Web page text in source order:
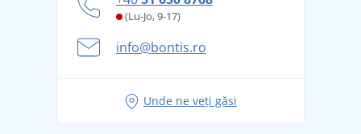
și în siguranță
Aventura de vară începe cu bagajul - pregătiți-vă
pentru vacanță fără griji
Tricoul preferat City în rol principal: ținute pentru
(Lu-Jo, 9-17)
info@bontis.ro
Unde ne veți găsi